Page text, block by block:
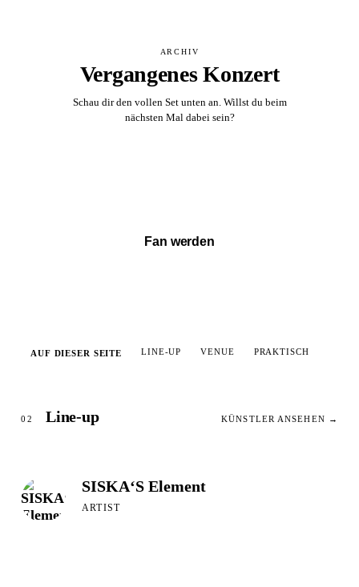
ARCHIV
Vergangenes Konzert
Schau dir den vollen Set unten an. Willst du beim
nächsten Mal dabei sein?
Fan werden
AUF DIESER SEITE LINE-UP VENUE PRAKTISCH
02 Line-up KÜNSTLER ANSEHEN →
SISKA‘S Element
ARTIST